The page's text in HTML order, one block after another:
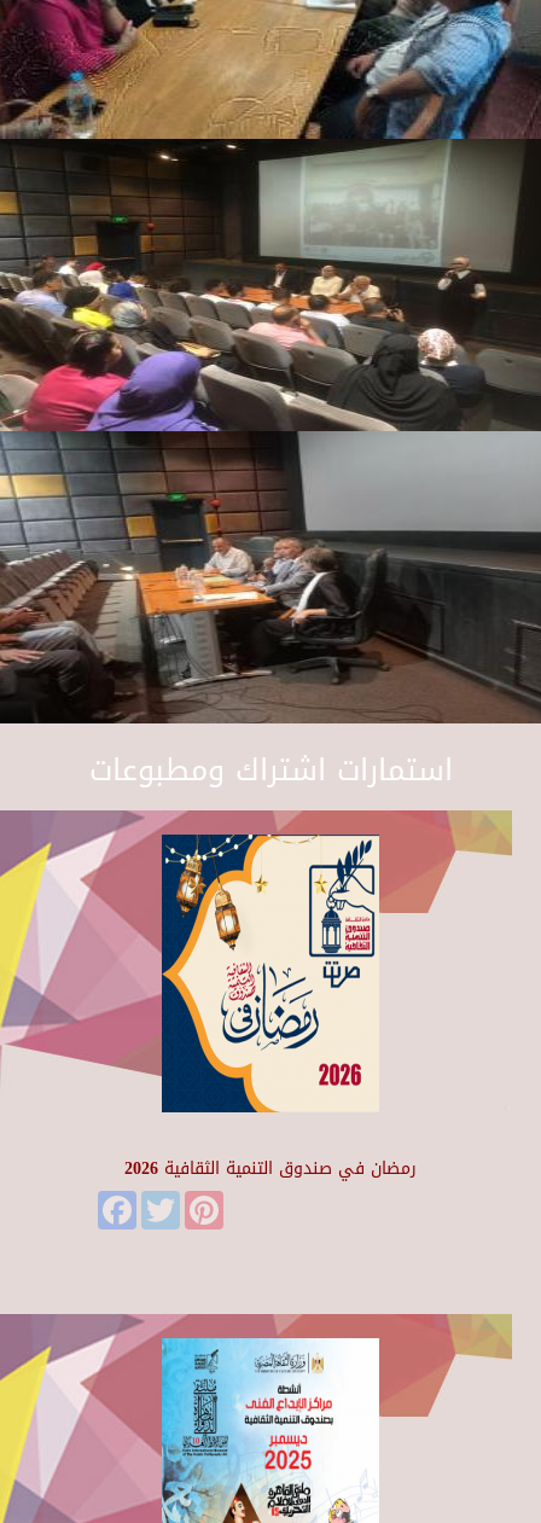
استمارات اشتراك ومطبوعات
رمضان في صندوق التنمية الثقافية 2026
FacebookTwitter